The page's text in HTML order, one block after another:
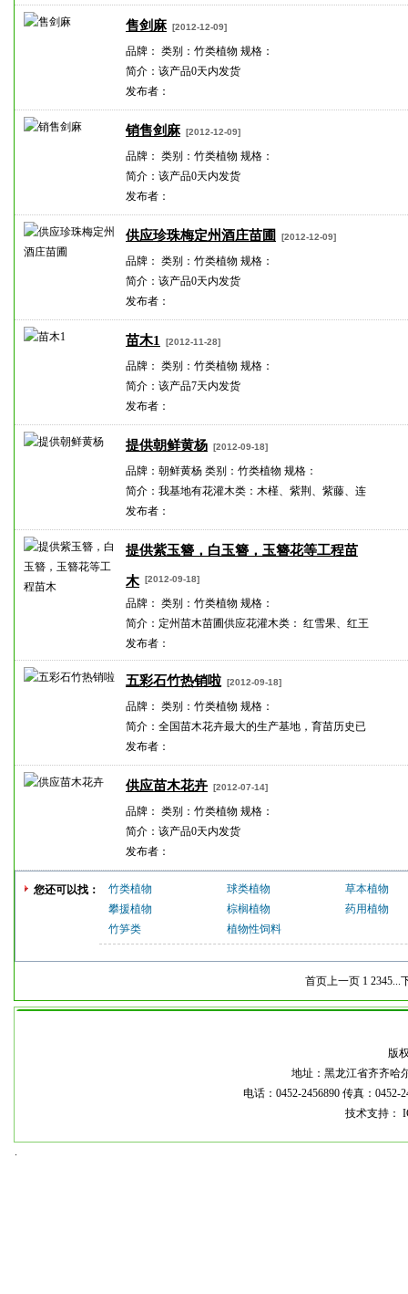
售剑麻[2012-12-09]
品牌： 类别：竹类植物 规格：
简介：该产品0天内发货
发布者：
销售剑麻[2012-12-09]
品牌： 类别：竹类植物 规格：
简介：该产品0天内发货
发布者：
供应珍珠梅定州酒庄苗圃 [2012-12-09]
品牌： 类别：竹类植物 规格：
简介：该产品0天内发货
发布者：
苗木1 [2012-11-28]
品牌： 类别：竹类植物 规格：
简介：该产品7天内发货
发布者：
提供朝鲜黄杨 [2012-09-18]
品牌：朝鲜黄杨 类别：竹类植物 规格：
简介：我基地有花灌木类：木槿、紫荆、紫藤、连
发布者：
提供紫玉簪，白玉簪，玉簪花等工程苗
木 [2012-09-18]
品牌： 类别：竹类植物 规格：
简介：定州苗木苗圃供应花灌木类： 红雪果、红王
发布者：
五彩石竹热销啦 [2012-09-18]
品牌： 类别：竹类植物 规格：
简介：全国苗木花卉最大的生产基地，育苗历史已
发布者：
供应苗木花卉 [2012-07-14]
品牌： 类别：竹类植物 规格：
简介：该产品0天内发货
发布者：
您还可以找： 竹类植物 球类植物
草本植物
攀援植物
棕榈植物
药用植物
竹笋类
植物性饲料
首页上一页1 2345...
版
地址：黑龙江省齐齐哈
电话：0452-2456890 传真：0452-
技术支持：